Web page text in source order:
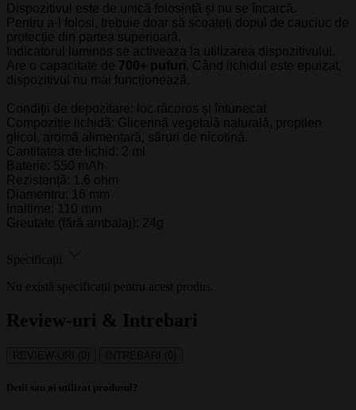
Dispozitivul este de unică folosință și nu se încarcă.
Pentru a-l folosi, trebuie doar să scoateți dopul de cauciuc de
protecție din partea superioară.
Indicatorul luminos se activeaza la utilizarea dispozitivului.
Are o capacitate de 700+ pufuri. Când lichidul este epuizat,
dispozitivul nu mai funcționează.
Condiții de depozitare: loc răcoros și întunecat
Compoziție lichidă: Glicerină vegetală naturală, propilen
glicol, aromă alimentară, săruri de nicotină.
Cantitatea de lichid: 2 ml
Baterie: 550 mAh
Rezistență: 1,6 ohm
Diamentru: 16 mm
Inaltime: 110 mm
Greutate (fără ambalaj): 24g
Specificații
Nu există specificații pentru acest produs.
Review-uri & Intrebari
Detii sau ai utilizat produsul?